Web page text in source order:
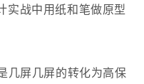
几屏几屏的转化为高保